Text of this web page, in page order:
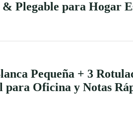
Plegable para Hogar
Pequeña + 3
Oficina y Notas